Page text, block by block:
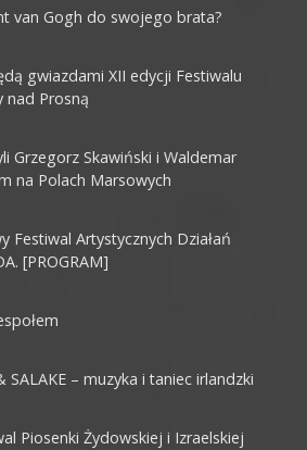
van Gogh do swojego brata?
gwiazdami XII edycji Festiwalu
nad Prosną
Grzegorz Skawiński i Waldemar
na Polach Marsowych
Festiwal Artystycznych Działań
[PROGRAM]
SALAKE – muzyka i taniec irlandzki
Piosenki Żydowskiej i Izraelskiej